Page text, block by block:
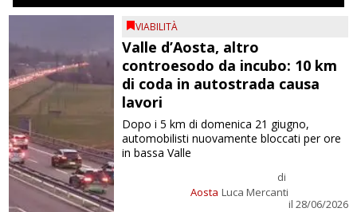
VIABILITÀ
Valle d’Aosta, altro
controesodo da incubo: 10 km
di coda in autostrada causa
lavori
Aosta
di
Luca Mercanti
il 28/06/2026
Dopo i 5 km di domenica 21 giugno,
automobilisti nuovamente bloccati per ore
in bassa Valle